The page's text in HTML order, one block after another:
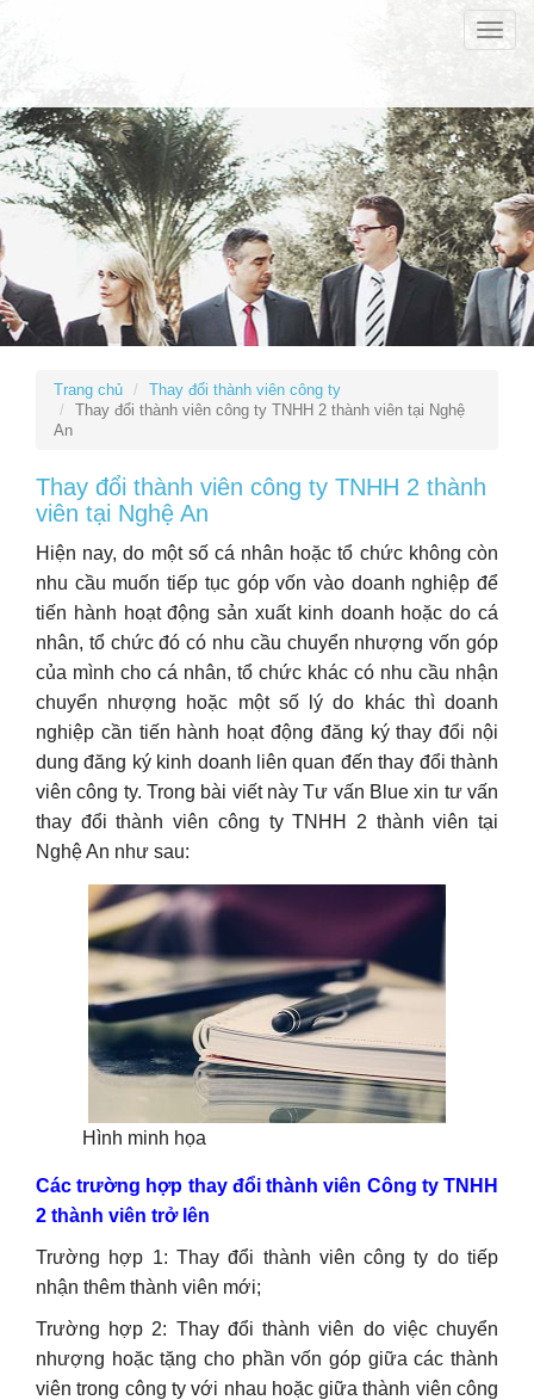
Toggle
Trang chủ
Thay đổi thành viên công ty
Thay đổi thành viên công ty TNHH 2 thành viên tại Nghệ
An
Thay đổi thành viên công ty TNHH 2 thành
viên tại Nghệ An
Hiện nay, do một số cá nhân hoặc tổ chức không còn
nhu cầu muốn tiếp tục góp vốn vào doanh nghiệp để
tiến hành hoạt động sản xuất kinh doanh hoặc do cá
nhân, tổ chức đó có nhu cầu chuyển nhượng vốn góp
của mình cho cá nhân, tổ chức khác có nhu cầu nhận
chuyển nhượng hoặc một số lý do khác thì doanh
nghiệp cần tiến hành hoạt động đăng ký thay đổi nội
dung đăng ký kinh doanh liên quan đến thay đổi thành
viên công ty. Trong bài viết này Tư vấn Blue xin tư vấn
thay đổi thành viên công ty TNHH 2 thành viên tại
Nghệ An như sau:
Hình minh họa
Các trường hợp thay đổi thành viên Công ty TNHH
2 thành viên trở lên
Trường hợp 1: Thay đổi thành viên công ty do tiếp
nhận thêm thành viên mới;
Trường hợp 2: Thay đổi thành viên do việc chuyển
nhượng hoặc tặng cho phần vốn góp giữa các thành
viên trong công ty với nhau hoặc giữa thành viên công